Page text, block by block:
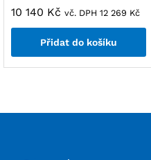
10 140 Kč vč. DPH 12 269 Kč
Přidat do košíku